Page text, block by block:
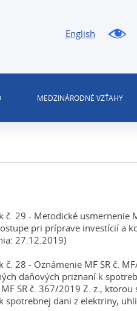
English
MEDZINÁRODNÉ VZŤAHY
č. 29 - Metodické
pri príprave investícií a
27.12.2019)
č. 28 - Oznámenie MF SR č.
daňových priznaní k
SR č. 367/2019 Z. z.,
spotrebnej dani z elektriny,